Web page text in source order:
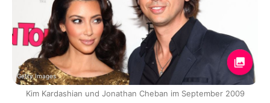
Getty Images
Kim Kardashian und Jonathan Cheban im September 2009